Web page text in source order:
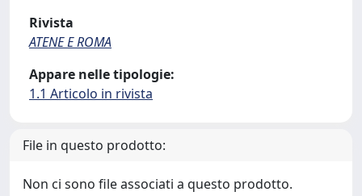
Rivista
ATENE E ROMA
Appare nelle tipologie:
1.1 Articolo in rivista
File in questo prodotto:
Non ci sono file associati a questo prodotto.